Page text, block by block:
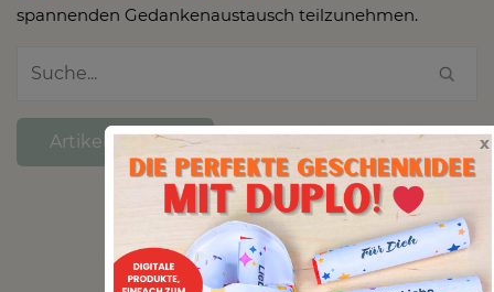
x
spannenden Gedankenaustausch teilzunehmen.
Artikel melden